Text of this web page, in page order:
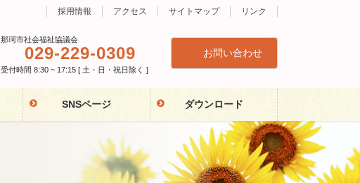
採用情報 アクセス サイトマップ リンク
那珂市社会福祉協議会
029-229-0309
受付時間 8:30 ~ 17:15 [ 土・日・祝日除く ]
お問い合わせ
SNSページ ダウンロード